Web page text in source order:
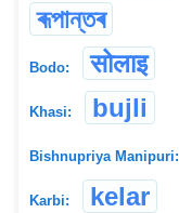
ৰূপান্তৰ
Bodo: सोलाइ
Khasi: bujli
Bishnupriya Manipuri:
Karbi: kelar